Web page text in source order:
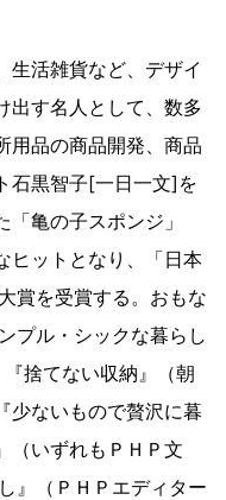
生活雑貨など、デザイ
出す名人として、数多
用品の商品開発、商品
石黒智子[一日一文]を
亀の子スポンジ」
ヒットとなり、「日本
賞を受賞する。おもな
プル・シックな暮らし
捨てない収納』（朝
少ないもので贅沢に暮
（いずれもＰＨＰ文
』（ＰＨＰエディター